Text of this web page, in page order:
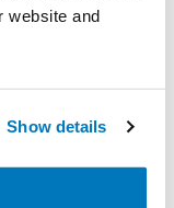
website and
Show details